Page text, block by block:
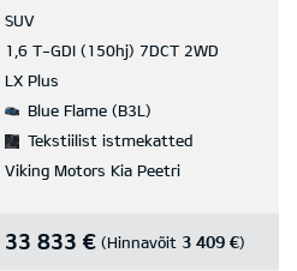
SUV
1,6 T-GDI (150hj) 7DCT 2WD
LX Plus
Blue Flame (B3L)
Tekstiilist istmekatted
Viking Motors Kia Peetri
33 833 € (Hinnavõit 3 409 €)